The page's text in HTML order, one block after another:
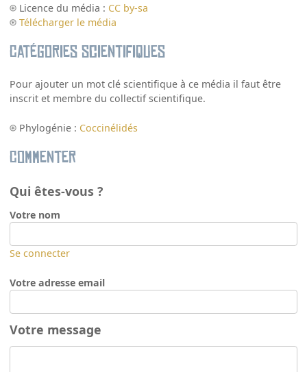
Licence du média : CC by-sa
Télécharger le média
Catégories scientifiques
Pour ajouter un mot clé scientifique à ce média il faut être
inscrit et membre du collectif scientifique.
Phylogénie : Coccinélidés
Commenter
Qui êtes-vous ?
Votre nom
Se connecter
Votre adresse email
Votre message